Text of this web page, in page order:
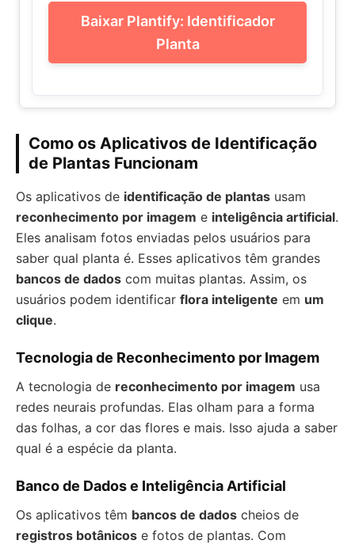
Baixar Plantify: Identificador
Planta
Como os Aplicativos de Identificação
de Plantas Funcionam
Os aplicativos de identificação de plantas usam
reconhecimento por imagem e inteligência artificial.
Eles analisam fotos enviadas pelos usuários para
saber qual planta é. Esses aplicativos têm grandes
bancos de dados com muitas plantas. Assim, os
usuários podem identificar flora inteligente em um
clique.
Tecnologia de Reconhecimento por Imagem
A tecnologia de reconhecimento por imagem usa
redes neurais profundas. Elas olham para a forma
das folhas, a cor das flores e mais. Isso ajuda a saber
qual é a espécie da planta.
Banco de Dados e Inteligência Artificial
Os aplicativos têm bancos de dados cheios de
registros botânicos e fotos de plantas. Com